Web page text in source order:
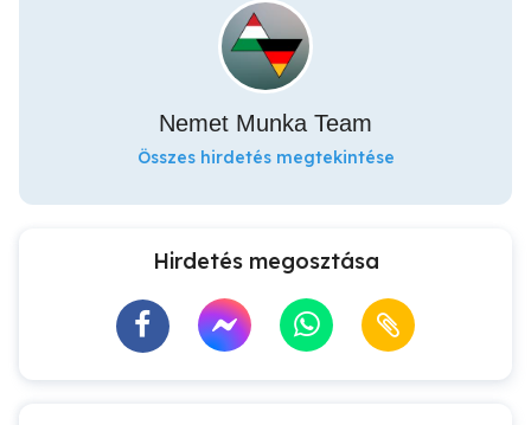
Nemet Munka Team
Összes hirdetés megtekintése
Hirdetés megosztása